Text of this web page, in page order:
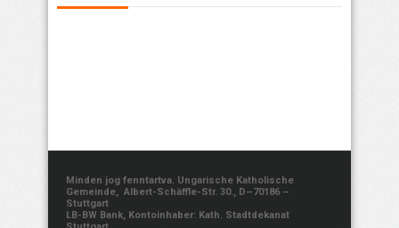
Minden jog fenntartva. Ungarische Katholische
Gemeinde, Albert-Schäffle-Str. 30., D–70186 –
Stuttgart
LB-BW Bank, Kontoinhaber: Kath. Stadtdekanat